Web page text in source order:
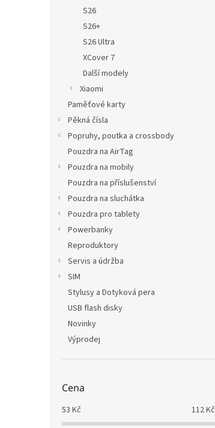
S26
S26+
S26 Ultra
XCover 7
Další modely
Xiaomi
Paměťové karty
Pěkná čísla
Popruhy, poutka a crossbody
Pouzdra na AirTag
Pouzdra na mobily
Pouzdra na příslušenství
Pouzdra na sluchátka
Pouzdra pro tablety
Powerbanky
Reproduktory
Servis a údržba
SIM
Stylusy a Dotyková pera
USB flash disky
Novinky
Výprodej
Cena
53 Kč 112Kč